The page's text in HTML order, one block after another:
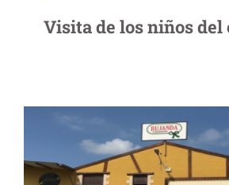
Visita de los niños del